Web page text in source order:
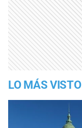
LO MÁS VISTO